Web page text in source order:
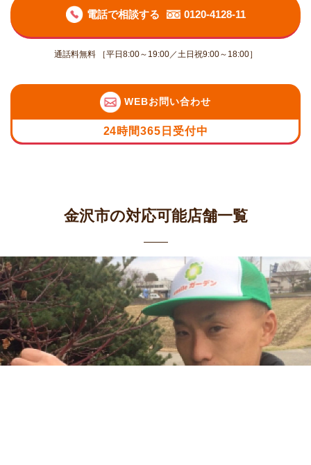
電話で相談する 0120-4128-11
通話料無料 ［平日8:00～19:00／土日祝9:00～18:00］
WEBお問い合わせ
24時間365日受付中
金沢市の対応可能店舗一覧